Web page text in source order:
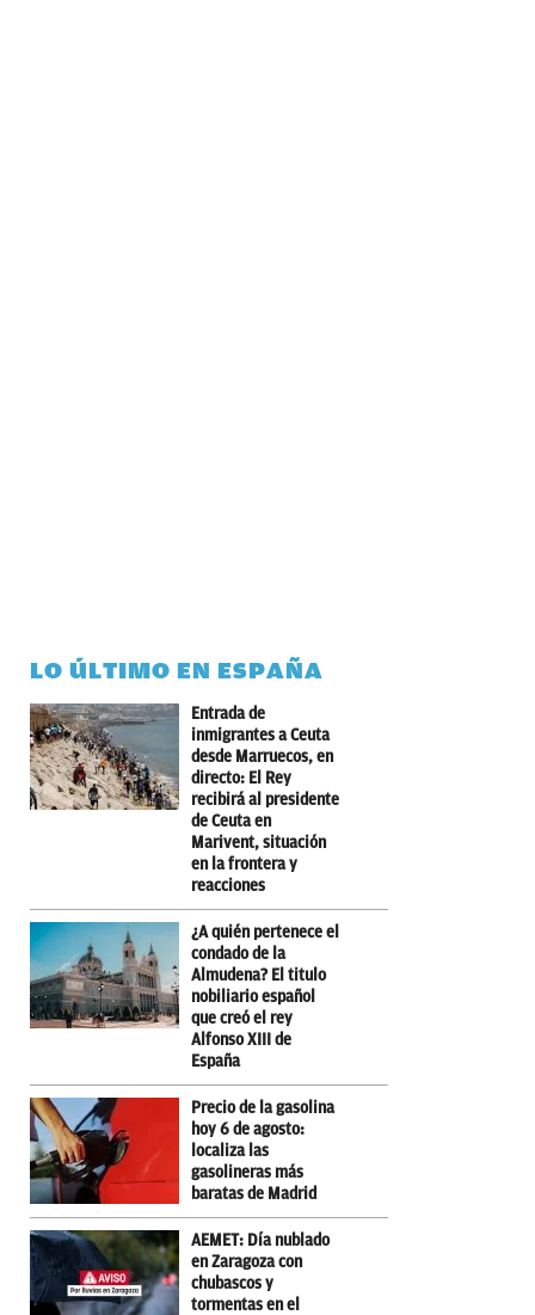
LO ÚLTIMO EN ESPAÑA
Entrada de
inmigrantes a Ceuta
desde Marruecos, en
directo: El Rey
recibirá al presidente
de Ceuta en
Marivent, situación
en la frontera y
reacciones
¿A quién pertenece el
condado de la
Almudena? El titulo
nobiliario español
que creó el rey
Alfonso XIII de
España
Precio de la gasolina
hoy 6 de agosto:
localiza las
gasolineras más
baratas de Madrid
AEMET: Día nublado
en Zaragoza con
chubascos y
tormentas en el